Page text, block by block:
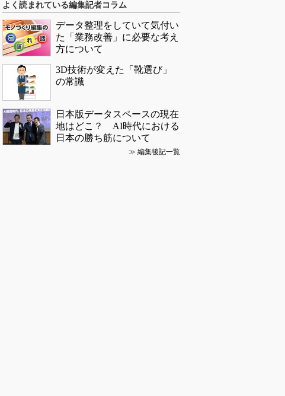
よく読まれている編集記者コラム
データ整理をしていて気付い
た「業務改善」に必要な考え
方について
3D技術が変えた「靴選び」
の常識
日本版データスペースの現在
地はどこ？ AI時代における
日本の勝ち筋について
≫ 編集後記一覧